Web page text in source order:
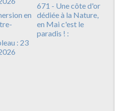
en
: 23
671 - Une côte d'or
dédiée à la Nature,
en Mai c'est le
paradis ! :